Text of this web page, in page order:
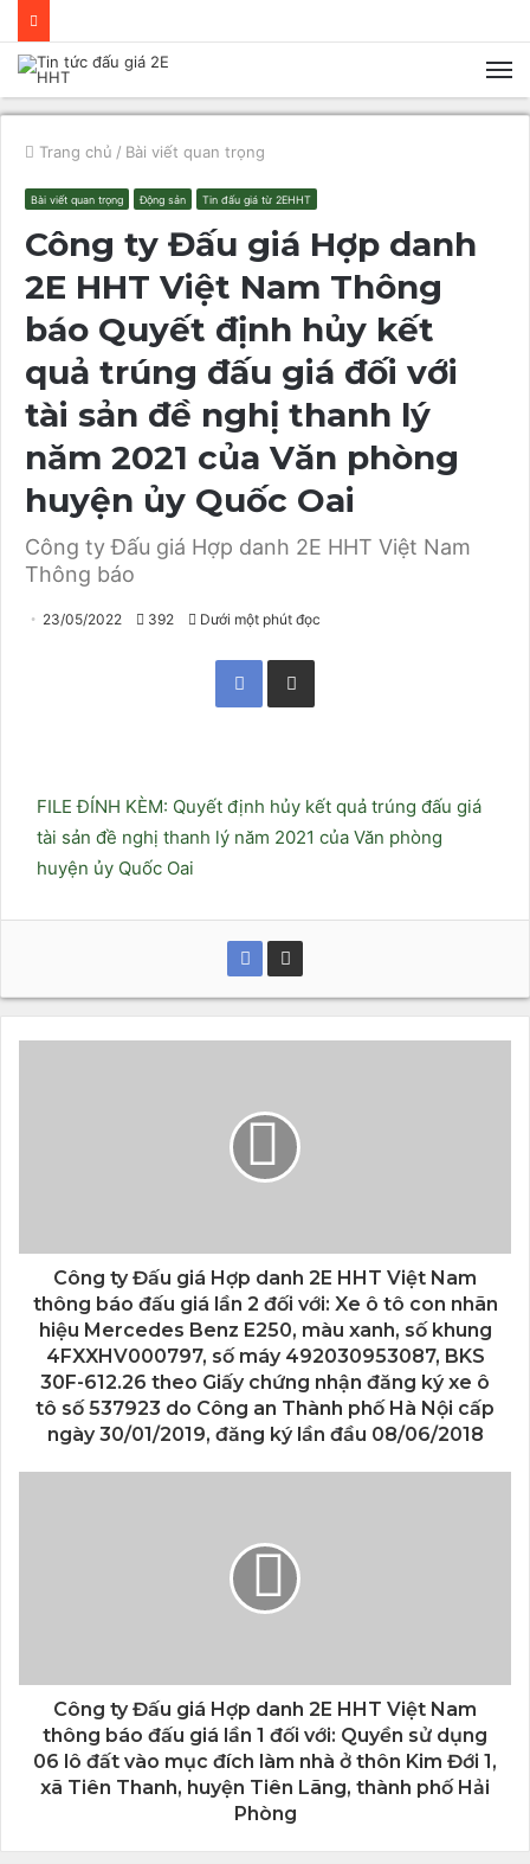
Trang chủ / Bài viết quan trọng
Bài viết quan trọng Động sản Tin đấu giá từ 2EHHT
Công ty Đấu giá Hợp danh
2E HHT Việt Nam Thông
báo Quyết định hủy kết
quả trúng đấu giá đối với
tài sản đề nghị thanh lý
năm 2021 của Văn phòng
huyện ủy Quốc Oai
Công ty Đấu giá Hợp danh 2E HHT Việt Nam
Thông báo
23/05/2022 392 Dưới một phút đọc
Facebook
FILE ĐÍNH KÈM: Quyết định hủy kết quả trúng đấu giá
tài sản đề nghị thanh lý năm 2021 của Văn phòng
huyện ủy Quốc Oai
Công ty Đấu giá Hợp danh 2E HHT Việt Nam
thông báo đấu giá lần 2 đối với: Xe ô tô con nhãn
hiệu Mercedes Benz E250, màu xanh, số khung
4FXXHV000797, số máy 492030953087, BKS
30F-612.26 theo Giấy chứng nhận đăng ký xe ô
tô số 537923 do Công an Thành phố Hà Nội cấp
ngày 30/01/2019, đăng ký lần đầu 08/06/2018
Công ty Đấu giá Hợp danh 2E HHT Việt Nam
thông báo đấu giá lần 1 đối với: Quyền sử dụng
06 lô đất vào mục đích làm nhà ở thôn Kim Đới 1,
xã Tiên Thanh, huyện Tiên Lãng, thành phố Hải
Phòng